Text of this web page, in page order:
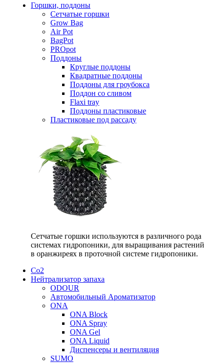
Горшки, поддоны
Сетчатые горшки
Grow Bag
Air Pot
BagPot
PROpot
Поддоны
Круглые поддоны
Квадратные поддоны
Поддоны для гроубокса
Поддон со сливом
Flaxi tray
Поддоны пластиковые
Пластиковые под рассаду
Сетчатые горшки используются в различного рода
системах гидропоники, для выращивания растений
в оранжиреях в проточной системе гидропоники.
Со2
Нейтрализатор запаха
ODOUR
Автомобильный Ароматизатор
ONA
ONA Block
ONA Spray
ONA Gel
ONA Liquid
Диспенсеры и вентиляция
SUMO